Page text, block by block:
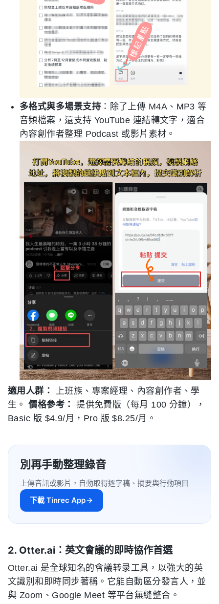
多格式與多場景支持 ：除了上傳 M4A、MP3 等
音頻檔案，還支持 YouTube 連結轉文字，適合
內容創作者整理 Podcast 或影片素材。
適用人群：
上班族、專案經理、內容創作者、學
生。價格參考：
提供免費版（每月 100 分鐘），
Basic 版 $4.9/月，Pro 版 $8.25/月。
別再手動整理錄音
上傳音訊或影片，自動取得逐字稿、摘要與行動項目
下載 Tinrec App
2. Otter.ai：英文會議的即時協作首選
Otter.ai 是全球知名的會議转录工具，以強大的英
文識別和即時同步著稱。它能自動區分發言人，並
與 Zoom、Google Meet 等平台無縫整合。